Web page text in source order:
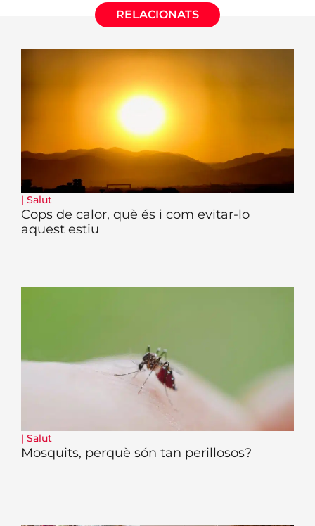
RELACIONATS
| Salut
Cops de calor, què és i com evitar-lo
aquest estiu
| Salut
Mosquits, perquè són tan perillosos?